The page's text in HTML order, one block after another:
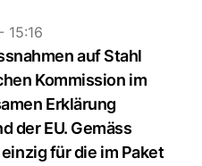
15:16
auf Stahl
Kommission im
Erklärung
der EU. Gemäss
für die im Paket